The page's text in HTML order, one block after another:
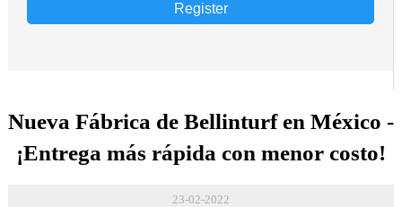
Register
Nueva Fábrica de Bellinturf en México -
¡Entrega más rápida con menor costo!
23-02-2022